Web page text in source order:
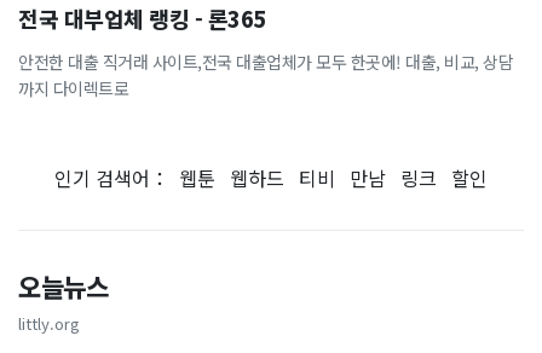
전국 대부업체 랭킹 - 론365
안전한 대출 직거래 사이트,전국 대출업체가 모두 한곳에! 대출, 비교, 상담
까지 다이렉트로
인기 검색어： 웹툰 웹하드 티비 만남 링크 할인
오늘뉴스
littly.org